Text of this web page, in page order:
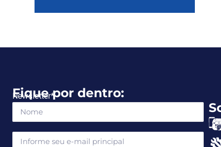
Fique por dentro:
Newsletter*